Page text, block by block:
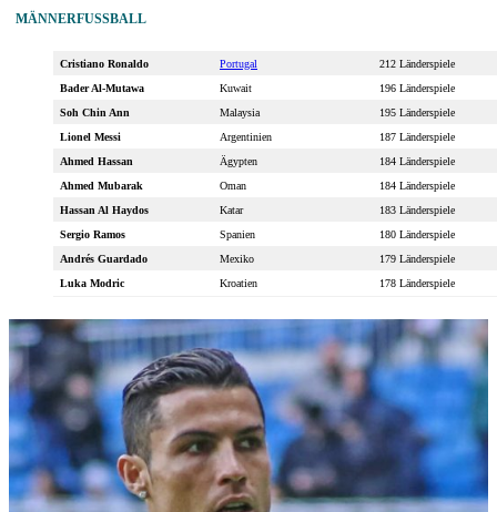
MÄNNERFUSSBALL
Cristiano Ronaldo Portugal
212 Länderspiele
Bader Al-Mutawa
Kuwait
196 Länderspiele
Soh Chin Ann
Malaysia
195 Länderspiele
Lionel Messi
Argentinien
187 Länderspiele
Ahmed Hassan
Ägypten
184 Länderspiele
Ahmed Mubarak
Oman
184 Länderspiele
Hassan Al Haydos
Katar
183 Länderspiele
Sergio Ramos
Spanien
180 Länderspiele
Andrés Guardado
Mexiko
179 Länderspiele
Luka Modric
Kroatien 178 Länderspiele